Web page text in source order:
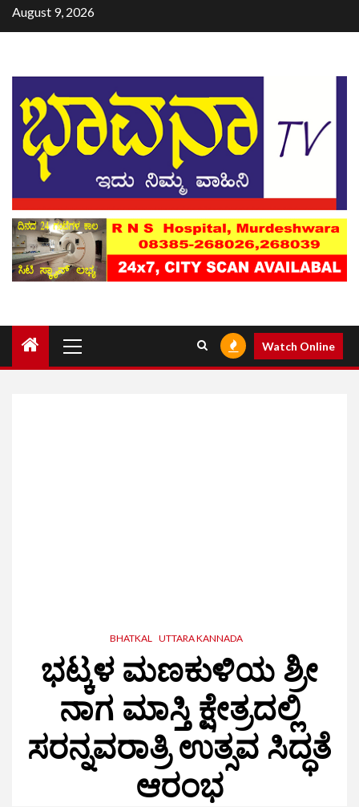
August 9, 2026
Watch Online
BHATKAL UTTARA KANNADA
ಭಟ್ಕಳ ಮಣಕುಳಿಯ ಶ್ರೀ
ನಾಗ ಮಾಸ್ತಿ ಕ್ಷೇತ್ರದಲ್ಲಿ
ಸರನ್ನವರಾತ್ರಿ ಉತ್ಸವ ಸಿದ್ಧತೆ
ಆರಂಭ